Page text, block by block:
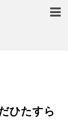
ひたすら